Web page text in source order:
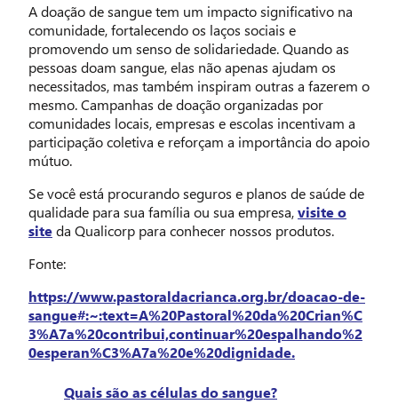
A doação de sangue tem um impacto significativo na
comunidade, fortalecendo os laços sociais e
promovendo um senso de solidariedade. Quando as
pessoas doam sangue, elas não apenas ajudam os
necessitados, mas também inspiram outras a fazerem o
mesmo. Campanhas de doação organizadas por
comunidades locais, empresas e escolas incentivam a
participação coletiva e reforçam a importância do apoio
mútuo.
Se você está procurando seguros e planos de saúde de
qualidade para sua família ou sua empresa,visite o
siteda Qualicorp para conhecer nossos produtos.
Fonte:
https://www.pastoraldacrianca.org.br/doacao-de-
sangue#:~:text=A%20Pastoral%20da%20Crian%C
3%A7a%20contribui,continuar%20espalhando%2
0esperan%C3%A7a%20e%20dignidade.
Quais são as células do sangue?